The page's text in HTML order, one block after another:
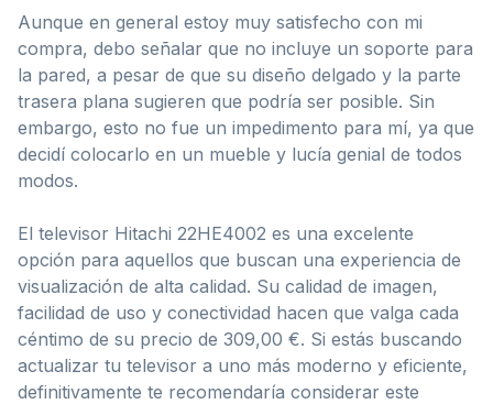
Aunque en general estoy muy satisfecho con mi
compra, debo señalar que no incluye un soporte para
la pared, a pesar de que su diseño delgado y la parte
trasera plana sugieren que podría ser posible. Sin
embargo, esto no fue un impedimento para mí, ya que
decidí colocarlo en un mueble y lucía genial de todos
modos.
El televisor Hitachi 22HE4002 es una excelente
opción para aquellos que buscan una experiencia de
visualización de alta calidad. Su calidad de imagen,
facilidad de uso y conectividad hacen que valga cada
céntimo de su precio de 309,00 €. Si estás buscando
actualizar tu televisor a uno más moderno y eficiente,
definitivamente te recomendaría considerar este